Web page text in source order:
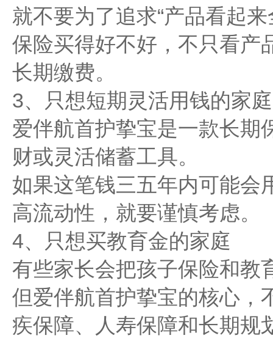
就不要为了追求“产品看起
保险买得好不好，不只看产
长期缴费。
3、只想短期灵活用钱的家庭
爱伴航首护挚宝是一款长期
财或灵活储蓄工具。
如果这笔钱三五年内可能会
高流动性，就要谨慎考虑。
4、只想买教育金的家庭
有些家长会把孩子保险和教
但爱伴航首护挚宝的核心，
疾保障、人寿保障和长期规